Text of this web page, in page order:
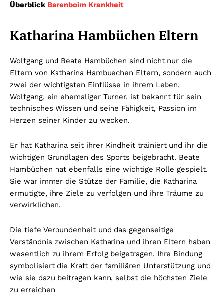
Überblick Barenboim Krankheit
Katharina Hambüchen Eltern
Wolfgang und Beate Hambüchen sind nicht nur die
Eltern von Katharina Hambuechen Eltern, sondern auch
zwei der wichtigsten Einflüsse in ihrem Leben.
Wolfgang, ein ehemaliger Turner, ist bekannt für sein
technisches Wissen und seine Fähigkeit, Passion im
Herzen seiner Kinder zu wecken.
Er hat Katharina seit ihrer Kindheit trainiert und ihr die
wichtigen Grundlagen des Sports beigebracht. Beate
Hambüchen hat ebenfalls eine wichtige Rolle gespielt.
Sie war immer die Stütze der Familie, die Katharina
ermutigte, ihre Ziele zu verfolgen und ihre Träume zu
verwirklichen.
Die tiefe Verbundenheit und das gegenseitige
Verständnis zwischen Katharina und ihren Eltern haben
wesentlich zu ihrem Erfolg beigetragen. Ihre Bindung
symbolisiert die Kraft der familiären Unterstützung und
wie sie dazu beitragen kann, selbst die höchsten Ziele
zu erreichen.